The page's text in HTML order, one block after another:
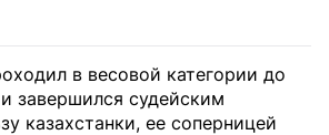
в весовой категории до
завершился судейским
казахстанки, ее соперницей